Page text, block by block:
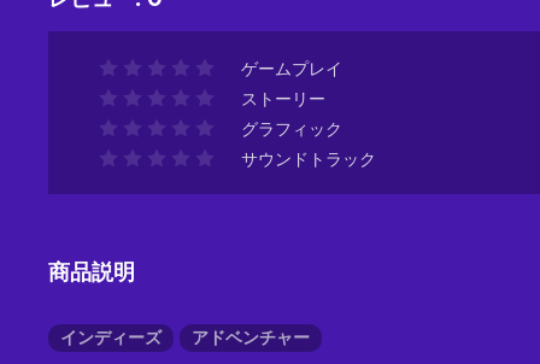
ゲームプレイ
ストーリー
グラフィック
サウンドトラック
商品説明
インディーズ アドベンチャー